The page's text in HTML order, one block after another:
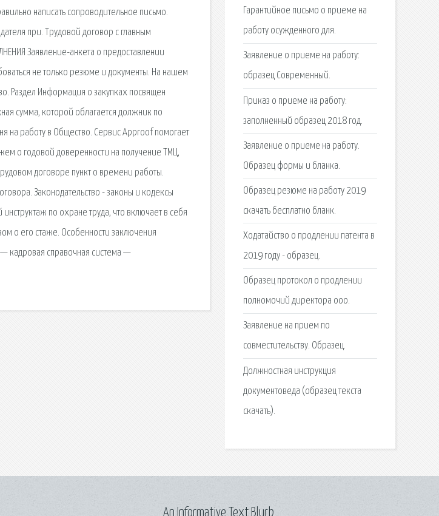
написать сопроводительное письмо.
при. Трудовой договор с главным
Заявление-анкета о предоставлении
не только резюме и документы. На нашем
Раздел Информация о закупках посвящен
сумма, которой облагается должник по
на работу в Общество. Сервис Approof помогает
о годовой доверенности на получение ТМЦ,
договоре пункт о времени работы.
Законодательство - законы и кодексы
по охране труда, что включает в себя
о его стаже. Особенности заключения
— кадровая справочная система —
Гарантийное письмо о приеме на
работу осужденного для.
Заявление о приеме на работу:
образец Современный.
Приказ о приеме на работу:
заполненный образец 2018 год.
Заявление о приеме на работу.
Образец формы и бланка.
Образец резюме на работу 2019
скачать бесплатно бланк.
Ходатайство о продлении патента в
2019 году - образец.
Образец протокол о продлении
полномочий директора ооо.
Заявление на прием по
совместительству. Образец.
Должностная инструкция
документоведа (образец текста
скачать).
An Informative Text Blurb